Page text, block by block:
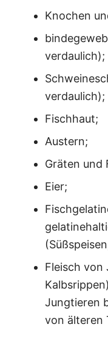
Knochen
verdaulich);
verdaulich);
Fischhaut;
Austern;
Gräten und
Eier;
Fleisch von
Jungtieren
von älteren